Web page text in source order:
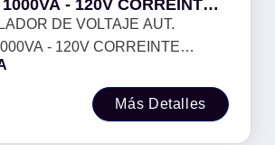
- 120V CORREINTE
50/60 HZ, 8
INDICADOR LED,
AÑO, MOD. EN1000
DE VOLTAJE AUT.
- 120V CORREINTE
50/60 HZ, 8 NEMA5-
LED, GARANTIA 1 AÑO,
Más Detalles